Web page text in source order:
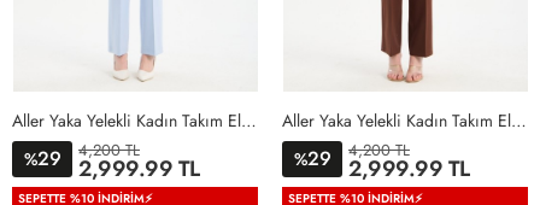
36 38 40 42 44
48
50
Aller Yaka Yelekli Kadın Takım Elbise Bebe Mavisi Bebe Mavisi
%29 4,200 TL
2,999.99 TL
SEPETTE %10 İNDIRIM⚡
36 38 40 42 44
48
50
Aller Yaka Yelekli Kadın Takım Elbise Acı Kahve Acı Kahve
%29 4,200 TL
2,999.99 TL
SEPETTE %10 İNDIRIM⚡